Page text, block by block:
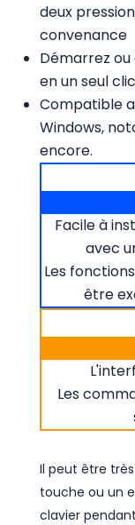
deux
convenance
Démarrez
en un seul clic
Compatible
Windows,
encore.
Facile à
avec
Les
être
Les
Il peut être
touche ou un
clavier